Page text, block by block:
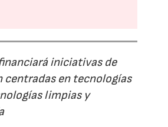
iniciativas de
centradas en tecnologías
limpias y